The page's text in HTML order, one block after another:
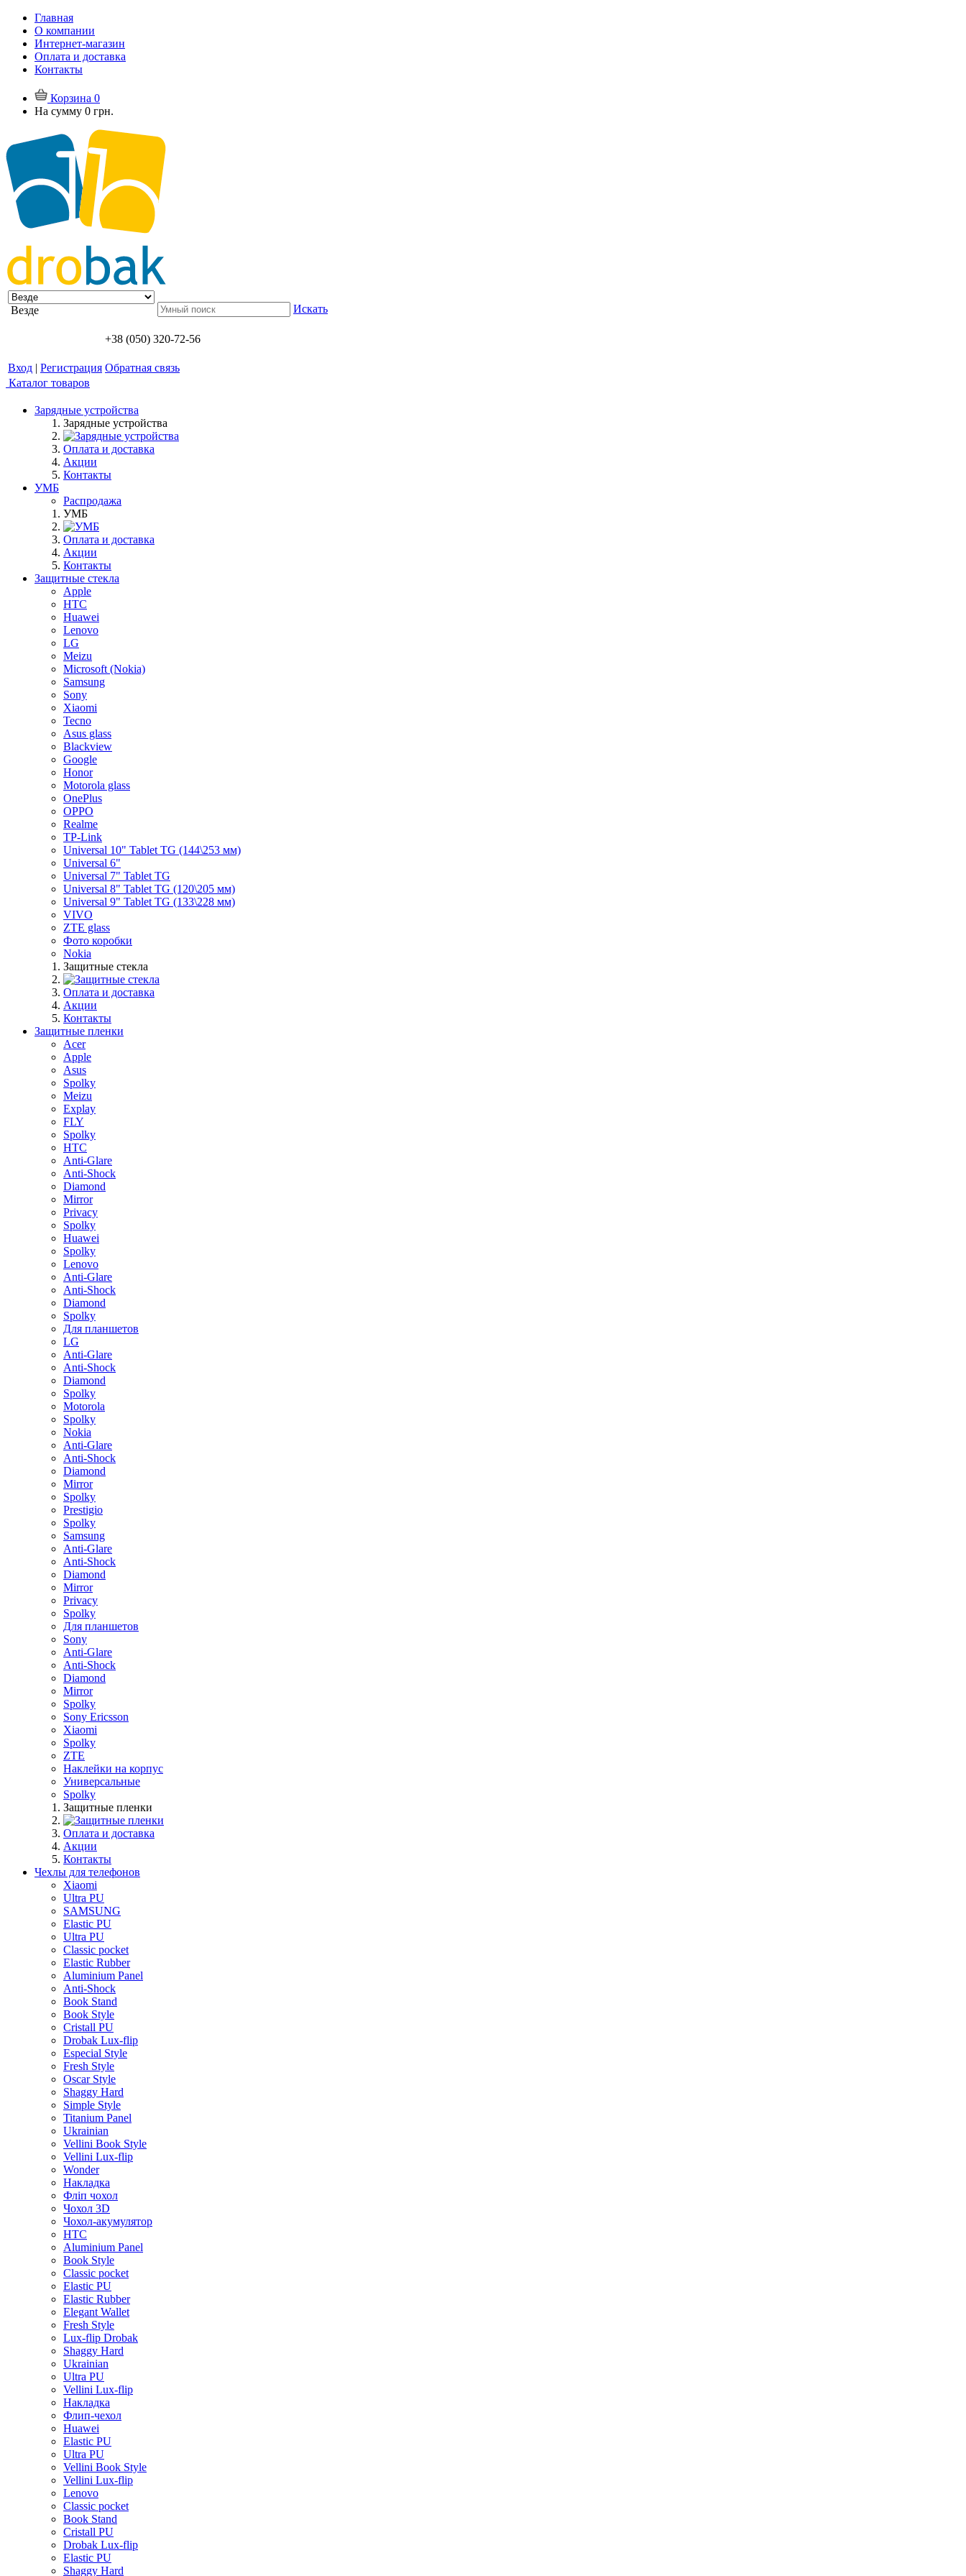
Главная
О компании
Интернет-магазин
Оплата и доставка
Контакты
Корзина 0
На сумму 0 грн.
Везде Искать
+38 (050) 320-72-56
Вход | Регистрация Обратная связь
Каталог товаров
Зарядные устройства
Зарядные устройства
Оплата и доставка
Акции
Контакты
УМБ
Распродажа
УМБ
Оплата и доставка
Акции
Контакты
Защитные стекла
Apple
HTC
Huawei
Lenovo
LG
Meizu
Microsoft (Nokia)
Samsung
Sony
Xiaomi
Tecno
Asus glass
Blackview
Google
Honor
Motorola glass
OnePlus
OPPO
Realme
TP-Link
Universal 10" Tablet TG (144\253 мм)
Universal 6"
Universal 7" Tablet TG
Universal 8" Tablet TG (120\205 мм)
Universal 9" Tablet TG (133\228 мм)
VIVO
ZTE glass
Фото коробки
Nokia
Защитные стекла
Оплата и доставка
Акции
Контакты
Защитные пленки
Acer
Apple
Asus
Spolky
Meizu
Explay
FLY
Spolky
HTC
Anti-Glare
Anti-Shock
Diamond
Mirror
Privacy
Spolky
Huawei
Spolky
Lenovo
Anti-Glare
Anti-Shock
Diamond
Spolky
Для планшетов
LG
Anti-Glare
Anti-Shock
Diamond
Spolky
Motorola
Spolky
Nokia
Anti-Glare
Anti-Shock
Diamond
Mirror
Spolky
Prestigio
Spolky
Samsung
Anti-Glare
Anti-Shock
Diamond
Mirror
Privacy
Spolky
Для планшетов
Sony
Anti-Glare
Anti-Shock
Diamond
Mirror
Spolky
Sony Ericsson
Xiaomi
Spolky
ZTE
Наклейки на корпус
Универсальные
Spolky
Защитные пленки
Оплата и доставка
Акции
Контакты
Чехлы для телефонов
Xiaomi
Ultra PU
SAMSUNG
Elastic PU
Ultra PU
Classic pocket
Elastic Rubber
Aluminium Panel
Anti-Shock
Book Stand
Book Style
Cristall PU
Drobak Lux-flip
Especial Style
Fresh Style
Oscar Style
Shaggy Hard
Simple Style
Titanium Panel
Ukrainian
Vellini Book Style
Vellini Lux-flip
Wonder
Накладка
Фліп чохол
Чохол 3D
Чохол-акумулятор
HTC
Aluminium Panel
Book Style
Classic pocket
Elastic PU
Elastic Rubber
Elegant Wallet
Fresh Style
Lux-flip Drobak
Shaggy Hard
Ukrainian
Ultra PU
Vellini Lux-flip
Накладка
Флип-чехол
Huawei
Elastic PU
Ultra PU
Vellini Book Style
Vellini Lux-flip
Lenovo
Classic pocket
Book Stand
Cristall PU
Drobak Lux-flip
Elastic PU
Shaggy Hard